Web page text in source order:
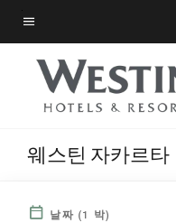
Skip
to
main
content
메뉴 텍스트
웨스틴 자카르타
날짜 (1 박)